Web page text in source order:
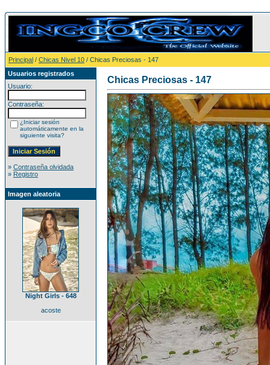
Principal / Chicas Nivel 10 / Chicas Preciosas - 147
Usuarios registrados
Usuario:
Contraseña:
¿Iniciar sesión
automáticamente en la
siguiente visita?
» Contraseña olvidada
» Registro
Imagen aleatoria
Night Girls - 648
acoste
Chicas Preciosas - 147